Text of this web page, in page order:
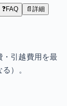
❓FAQ 📄 詳細
引越費用を最
）。